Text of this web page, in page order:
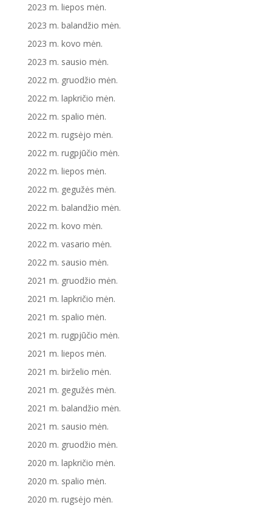
2023 m. liepos mėn.
2023 m. balandžio mėn.
2023 m. kovo mėn.
2023 m. sausio mėn.
2022 m. gruodžio mėn.
2022 m. lapkričio mėn.
2022 m. spalio mėn.
2022 m. rugsėjo mėn.
2022 m. rugpjūčio mėn.
2022 m. liepos mėn.
2022 m. gegužės mėn.
2022 m. balandžio mėn.
2022 m. kovo mėn.
2022 m. vasario mėn.
2022 m. sausio mėn.
2021 m. gruodžio mėn.
2021 m. lapkričio mėn.
2021 m. spalio mėn.
2021 m. rugpjūčio mėn.
2021 m. liepos mėn.
2021 m. birželio mėn.
2021 m. gegužės mėn.
2021 m. balandžio mėn.
2021 m. sausio mėn.
2020 m. gruodžio mėn.
2020 m. lapkričio mėn.
2020 m. spalio mėn.
2020 m. rugsėjo mėn.